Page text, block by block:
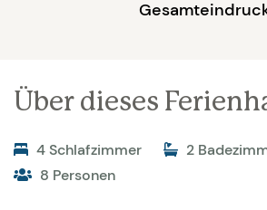
Über dieses
4 Schlafzimmer
2
8 Personen